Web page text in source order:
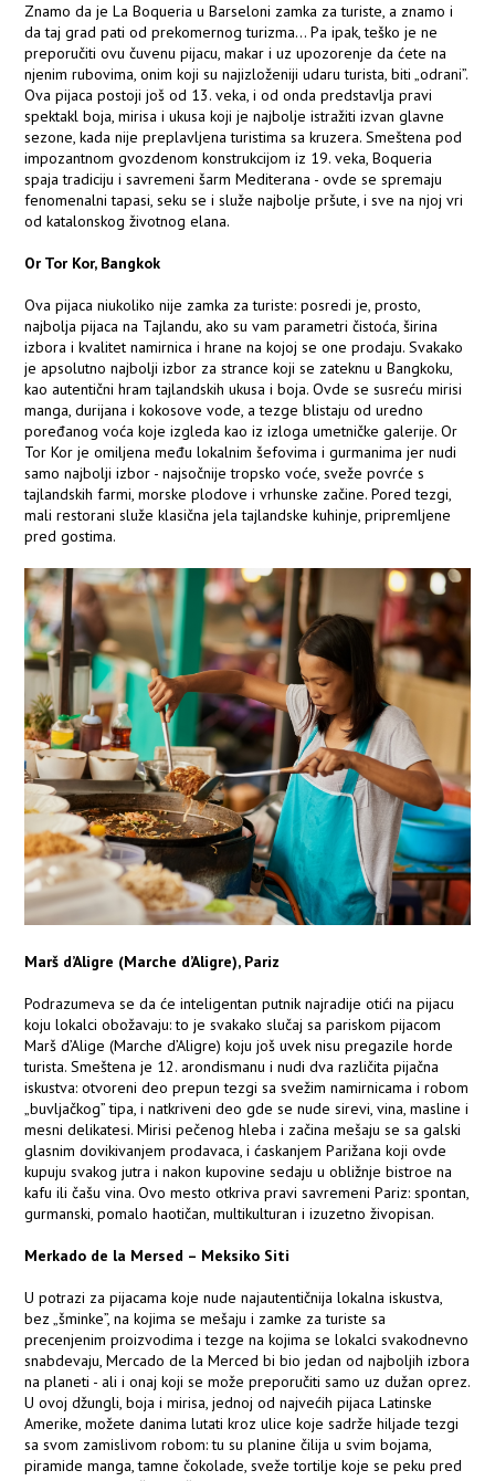
Znamo da je La Boqueria u Barseloni zamka za turiste, a znamo i
da taj grad pati od prekomernog turizma... Pa ipak, teško je ne
preporučiti ovu čuvenu pijacu, makar i uz upozorenje da ćete na
njenim rubovima, onim koji su najizloženiji udaru turista, biti „odrani”.
Ova pijaca postoji još od 13. veka, i od onda predstavlja pravi
spektakl boja, mirisa i ukusa koji je najbolje istražiti izvan glavne
sezone, kada nije preplavljena turistima sa kruzera. Smeštena pod
impozantnom gvozdenom konstrukcijom iz 19. veka, Boqueria
spaja tradiciju i savremeni šarm Mediterana - ovde se spremaju
fenomenalni tapasi, seku se i služe najbolje pršute, i sve na njoj vri
od katalonskog životnog elana.
Or Tor Kor, Bangkok
Ova pijaca niukoliko nije zamka za turiste: posredi je, prosto,
najbolja pijaca na Tajlandu, ako su vam parametri čistoća, širina
izbora i kvalitet namirnica i hrane na kojoj se one prodaju. Svakako
je apsolutno najbolji izbor za strance koji se zateknu u Bangkoku,
kao autentični hram tajlandskih ukusa i boja. Ovde se susreću mirisi
manga, durijana i kokosove vode, a tezge blistaju od uredno
poređanog voća koje izgleda kao iz izloga umetničke galerije. Or
Tor Kor je omiljena među lokalnim šefovima i gurmanima jer nudi
samo najbolji izbor - najsočnije tropsko voće, sveže povrće s
tajlandskih farmi, morske plodove i vrhunske začine. Pored tezgi,
mali restorani služe klasična jela tajlandske kuhinje, pripremljene
pred gostima.
Marš d’Aligre (Marche d’Aligre), Pariz
Podrazumeva se da će inteligentan putnik najradije otići na pijacu
koju lokalci obožavaju: to je svakako slučaj sa pariskom pijacom
Marš d’Alige (Marche d’Aligre) koju još uvek nisu pregazile horde
turista. Smeštena je 12. arondismanu i nudi dva različita pijačna
iskustva: otvoreni deo prepun tezgi sa svežim namirnicama i robom
„buvljačkog” tipa, i natkriveni deo gde se nude sirevi, vina, masline i
mesni delikatesi. Mirisi pečenog hleba i začina mešaju se sa galski
glasnim dovikivanjem prodavaca, i ćaskanjem Parižana koji ovde
kupuju svakog jutra i nakon kupovine sedaju u obližnje bistroe na
kafu ili čašu vina. Ovo mesto otkriva pravi savremeni Pariz: spontan,
gurmanski, pomalo haotičan, multikulturan i izuzetno živopisan.
Merkado de la Mersed – Meksiko Siti
U potrazi za pijacama koje nude najautentičnija lokalna iskustva,
bez „šminke”, na kojima se mešaju i zamke za turiste sa
precenjenim proizvodima i tezge na kojima se lokalci svakodnevno
snabdevaju, Mercado de la Merced bi bio jedan od najboljih izbora
na planeti - ali i onaj koji se može preporučiti samo uz dužan oprez.
U ovoj džungli, boja i mirisa, jednoj od najvećih pijaca Latinske
Amerike, možete danima lutati kroz ulice koje sadrže hiljade tezgi
sa svom zamislivom robom: tu su planine čilija u svim bojama,
piramide manga, tamne čokolade, sveže tortilje koje se peku pred